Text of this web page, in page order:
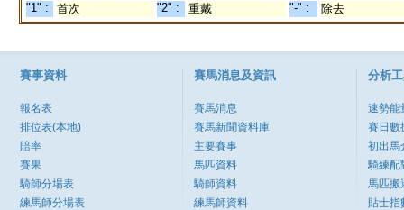
"1" :
首次 "2" : 重戴 "-" : 除去
賽事資料
報名表
排位表(本地)
賠率
賽果
騎師分場表
練馬師分場表
賽馬消息及資訊
賽馬消息
賽馬新聞資料庫
主要賽事
馬匹資料
騎師資料
練馬師資料
分析
速勢能
賽日數
初出馬
騎練配
馬匹搬
貼士指